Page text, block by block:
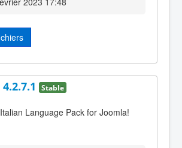
Stable
Language Pack for Joomla!